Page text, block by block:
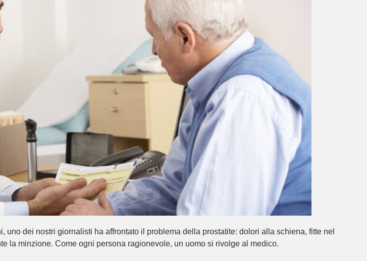
uno dei nostri giornalisti ha affrontato il problema della prostatite: dolori alla schiena, fitte nel
la minzione. Come ogni persona ragionevole, un uomo si rivolge al medico.